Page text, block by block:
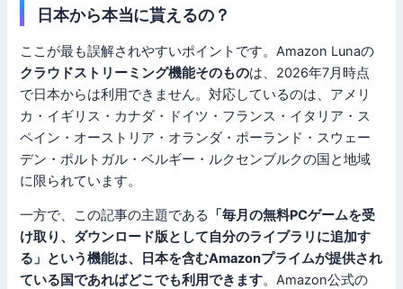
日本から本当に貰えるの？
ここが最も誤解されやすいポイントです。Amazon Lunaの
クラウドストリーミング機能そのものは、2026年7月時点
で日本からは利用できません。対応しているのは、アメリ
カ・イギリス・カナダ・ドイツ・フランス・イタリア・ス
ペイン・オーストリア・オランダ・ポーランド・スウェー
デン・ポルトガル・ベルギー・ルクセンブルクの国と地域
に限られています。
一方で、この記事の主題である
「毎月の無料PCゲームを受
け取り、ダウンロード版として自分のライブラリに追加す
る」という機能は、日本を含むAmazonプライムが提供され
ている国であればどこでも利用できます。Amazon公式の